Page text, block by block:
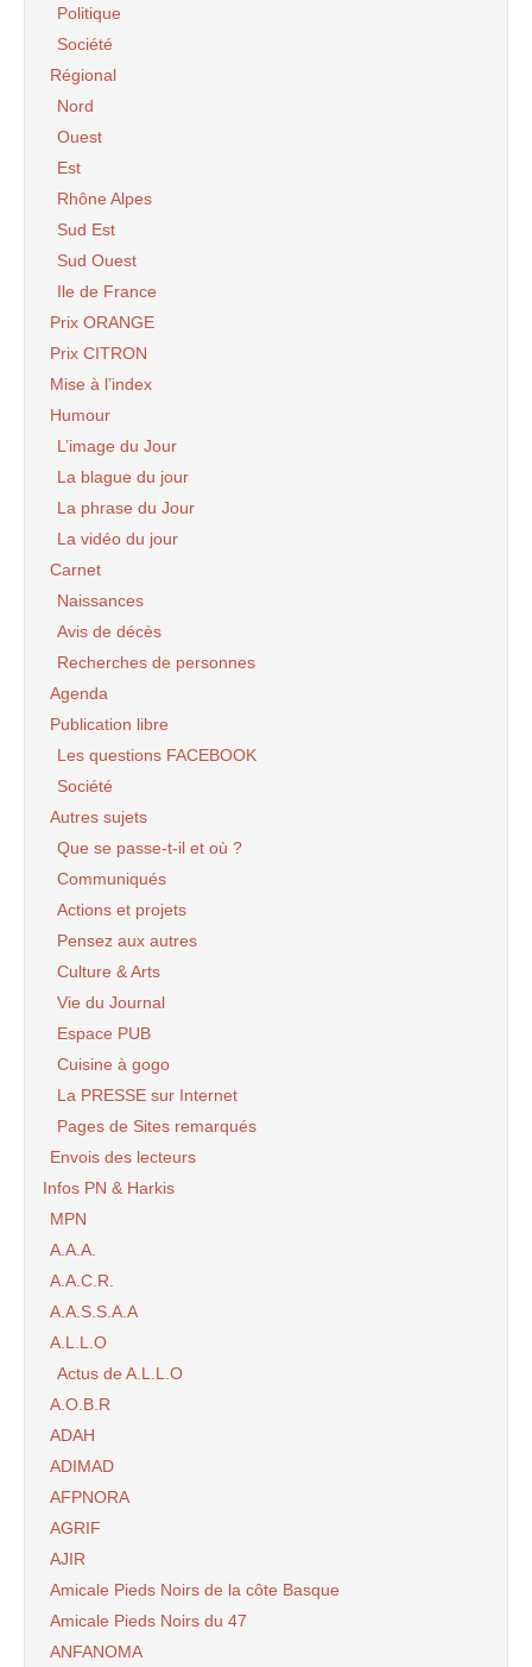
Politique
Société
Régional
Nord
Ouest
Est
Rhône Alpes
Sud Est
Sud Ouest
Ile de France
Prix ORANGE
Prix CITRON
Mise à l’index
Humour
L’image du Jour
La blague du jour
La phrase du Jour
La vidéo du jour
Carnet
Naissances
Avis de décès
Recherches de personnes
Agenda
Publication libre
Les questions FACEBOOK
Société
Autres sujets
Que se passe-t-il et où ?
Communiqués
Actions et projets
Pensez aux autres
Culture & Arts
Vie du Journal
Espace PUB
Cuisine à gogo
La PRESSE sur Internet
Pages de Sites remarqués
Envois des lecteurs
Infos PN & Harkis
MPN
A.A.A.
A.A.C.R.
A.A.S.S.A.A
A.L.L.O
Actus de A.L.L.O
A.O.B.R
ADAH
ADIMAD
AFPNORA
AGRIF
AJIR
Amicale Pieds Noirs de la côte Basque
Amicale Pieds Noirs du 47
ANFANOMA